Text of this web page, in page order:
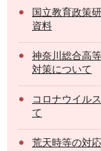
国立教育政策
資料
神奈川総合高
対策について
コロナウイル
て
荒天時等の対